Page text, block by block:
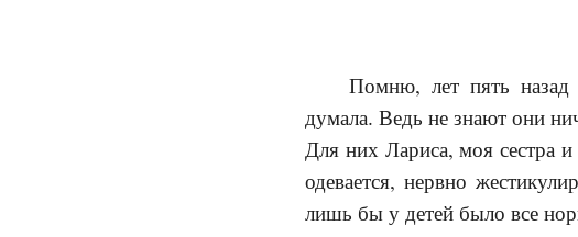
Помню, лет пять назад
думала. Ведь не знают они
Для них Лариса, моя сестра
одевается, нервно
лишь бы у детей было все